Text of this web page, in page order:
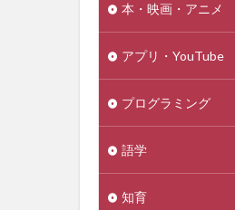
本・映画・アニメ
アプリ・YouTube
プログラミング
語学
知育